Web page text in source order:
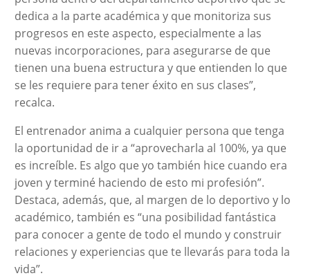
dedica a la parte académica y que monitoriza sus
progresos en este aspecto, especialmente a las
nuevas incorporaciones, para asegurarse de que
tienen una buena estructura y que entienden lo que
se les requiere para tener éxito en sus clases”,
recalca.
El entrenador anima a cualquier persona que tenga
la oportunidad de ir a “aprovecharla al 100%, ya que
es increíble. Es algo que yo también hice cuando era
joven y terminé haciendo de esto mi profesión”.
Destaca, además, que, al margen de lo deportivo y lo
académico, también es “una posibilidad fantástica
para conocer a gente de todo el mundo y construir
relaciones y experiencias que te llevarás para toda la
vida”.